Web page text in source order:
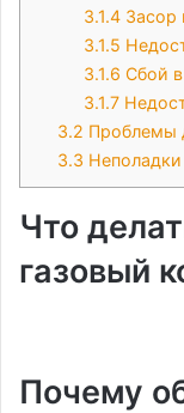
3.1.4Засор
3.1.5
3.1.6 Сбой
3.1.7
3.2 Проблемы
3.3
Что
газовый
Почему